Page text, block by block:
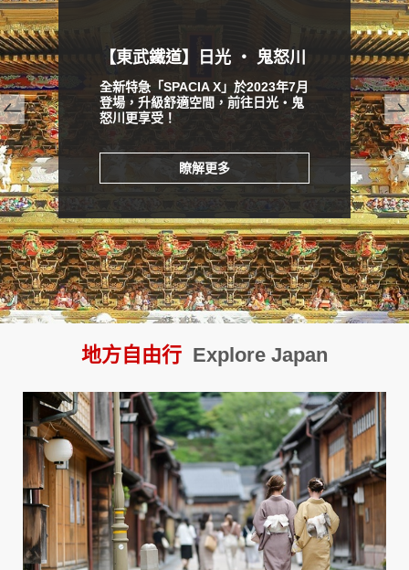
【東武鐵道】日光 ‧ 鬼怒川
【東武鐵道】日光 ‧ 鬼怒川
全新特急「SPACIA X」於2023年7月
登場，升級舒適空間，前往日光・鬼
怒川更享受！
瞭解更多
地方自由行 Explore Japan